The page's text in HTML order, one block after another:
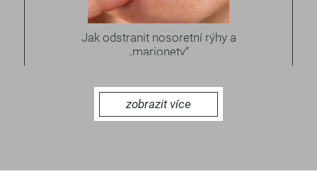
Jak odstranit nosoretní rýhy a
„marionety“
zobrazit více